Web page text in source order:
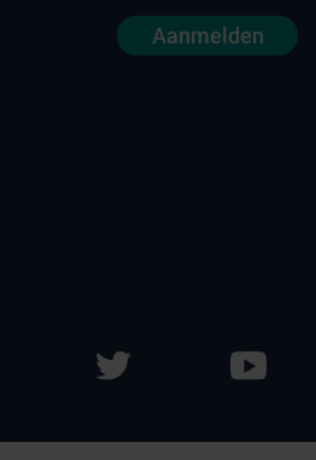
Aanmelden